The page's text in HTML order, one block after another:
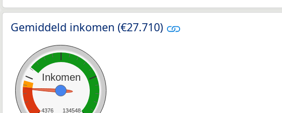
Gemiddeld inkomen (€27.710)
Inkomen
4376 134548